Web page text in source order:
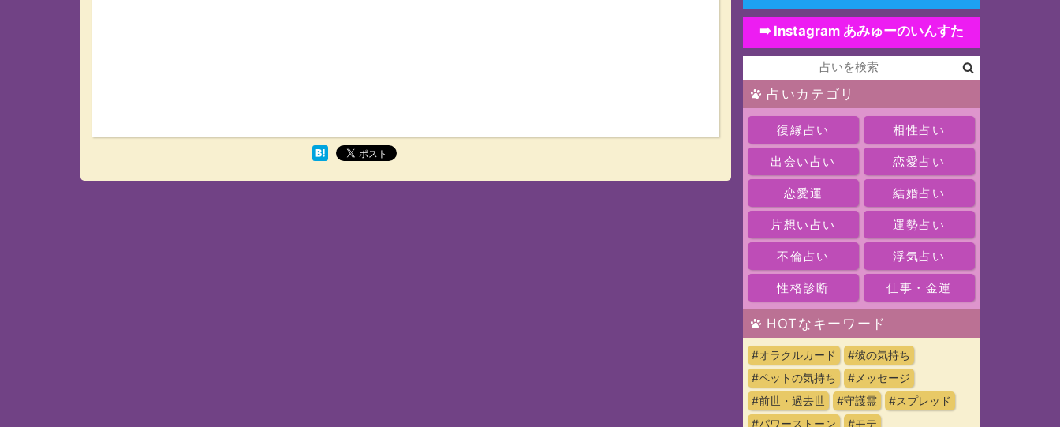
➡️ Instagram あみゅーのいんすた
占いカテゴリ
復縁占い 相性占い
出会い占い 恋愛占い
恋愛運 結婚占い
片想い占い 運勢占い
不倫占い 浮気占い
性格診断 仕事・金運
HOTなキーワード
#オラクルカード
#彼の気持ち
#ペットの気持ち
#メッセージ
#前世・過去世
#守護霊
#スプレッド
#パワーストーン
#モテ